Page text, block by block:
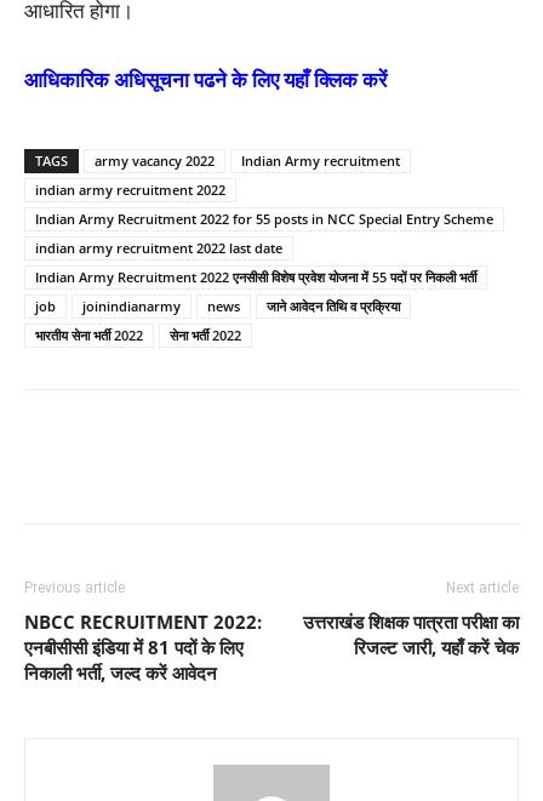
आधारित होगा।
आधिकारिक अधिसूचना पढने के लिए यहाँ क्लिक करें
TAGS army vacancy 2022
Indian Army recruitment
indian army recruitment 2022
Indian Army Recruitment 2022 for 55 posts in NCC Special Entry Scheme
indian army recruitment 2022 last date
Indian Army Recruitment 2022 एनसीसी विशेष प्रवेश योजना में 55 पदों पर निकली भर्ती
job
joinindianarmy news
जाने आवेदन तिथि व प्रक्रिया
भारतीय सेना भर्ती 2022
सेना भर्ती 2022
Previous article
NBCC RECRUITMENT 2022:
एनबीसीसी इंडिया में 81 पदों के लिए
निकाली भर्ती, जल्द करें आवेदन
Next article
उत्तराखंड शिक्षक पात्रता परीक्षा का
रिजल्ट जारी, यहाँ करें चेक